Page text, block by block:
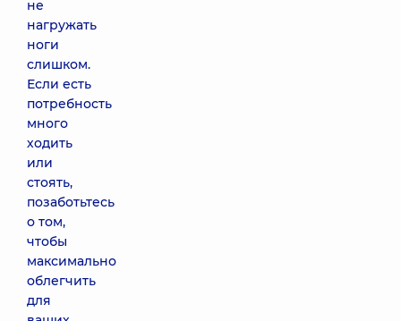
не
нагружать
ноги
слишком.
Если есть
потребность
много
ходить
или
стоять,
позаботьтесь
о том,
чтобы
максимально
облегчить
для